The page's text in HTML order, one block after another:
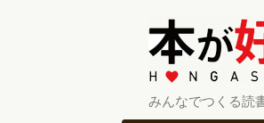
みんなでつくる読